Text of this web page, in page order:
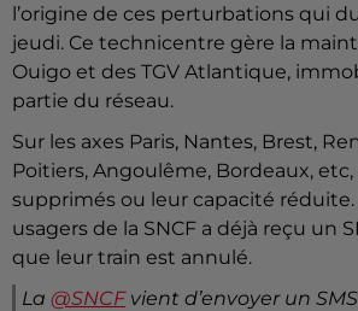
l’origine de ces perturbations qui
jeudi. Ce technicentre gère la
Ouigo et des TGV Atlantique,
partie du réseau.
Sur les axes Paris, Nantes, Brest,
Poitiers, Angoulême, Bordeaux,
supprimés ou leur capacité
usagers de la SNCF a déjà reçu un
que leur train est annulé.
La @SNCFvient d’envoyer un